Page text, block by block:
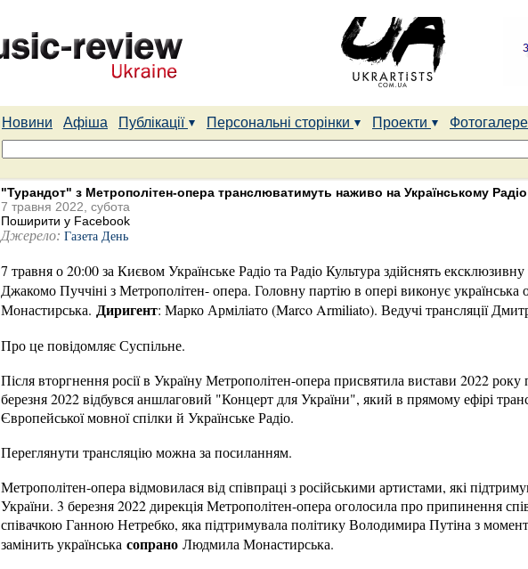
Новини Афіша Публікації Персональні сторінки Проекти
"Турандот" з Метрополітен-опера транслюватимуть наживо на Українському
7 травня 2022, субота
Поширити у Facebook
Джерело: Газета День
7 травня о 20:00 за Києвом Українське Радіо та Радіо Культура здійснять
Джакомо Пуччіні з Метрополітен- опера. Головну партію в опері виконує
Монастирська. Диригент: Марко Арміліато (Marco Armiliato). Ведучі трансляції
Про це повідомляє Суспільне.
Після вторгнення росії в Україну Метрополітен-опера присвятила вистави 2022 року
березня 2022 відбувся аншлаговий "Концерт для України", який в прямому ефірі
Європейської мовної спілки й Українське Радіо.
Переглянути трансляцію можна за посиланням.
Метрополітен-опера відмовилася від співпраці з російськими артистами, які
України. 3 березня 2022 дирекція Метрополітен-опера оголосила про припинення
співачкою Ганною Нетребко, яка підтримувала політику Володимира Путіна з
замінить українська сопрано Людмила Монастирська.